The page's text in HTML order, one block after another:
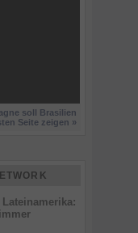
soll Brasilien
Seite zeigen »